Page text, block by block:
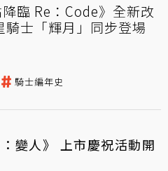
降臨 Re：Code》全新改
騎士「輝月」同步登場
騎士編年史
變人》 上市慶祝活動開